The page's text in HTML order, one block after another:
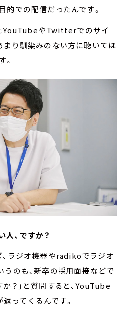
的での配信だったんです。
YouTubeやTwitterでのサイ
まり馴染みのない方に聴いてほ
。
、ですか？
、ラジオ機器やradikoでラジオ
うのも、新卒の採用面接などで
？」と質問すると、YouTube
ってくるんです。